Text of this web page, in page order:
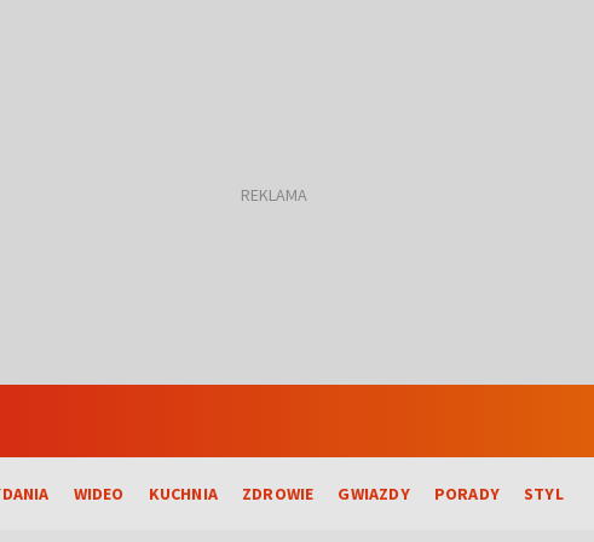
WIDEO KUCHNIA ZDROWIE GWIAZDY PORADY STYL